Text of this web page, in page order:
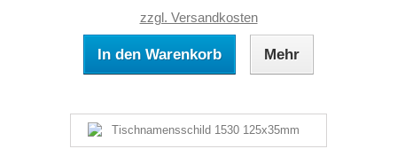
zzgl. Versandkosten
In den Warenkorb Mehr